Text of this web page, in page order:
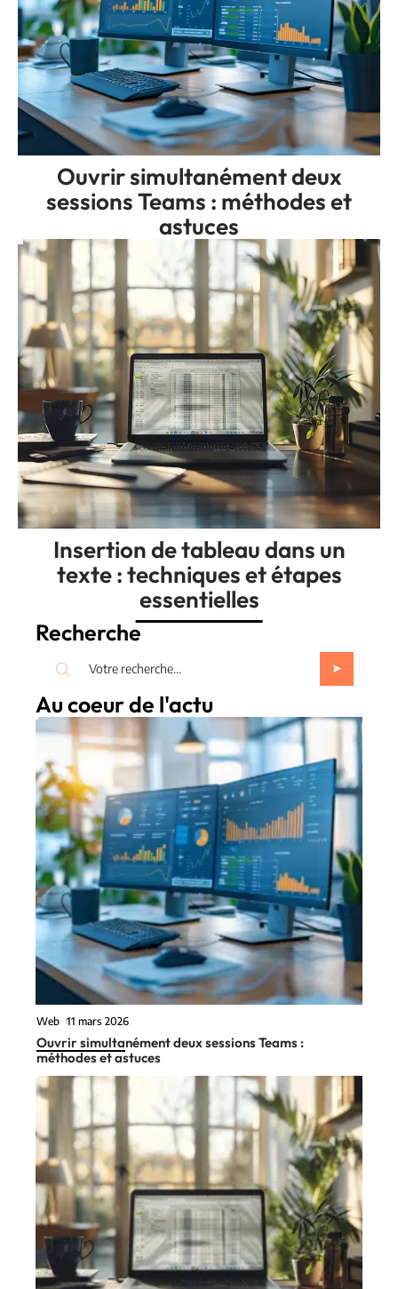
Ouvrir simultanément deux
sessions Teams : méthodes et
astuces
Insertion de tableau dans un
texte : techniques et étapes
essentielles
Recherche
Au coeur de l'actu
Web 11 mars 2026
Ouvrir simultanément deux sessions Teams :
méthodes et astuces